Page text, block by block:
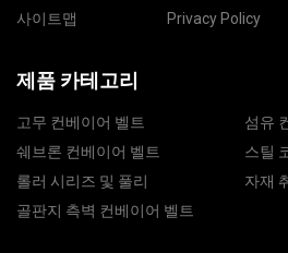
사이트맵
Privacy Policy
제품 카테고리
고무 컨베이어 벨트
섬유
쉐브론 컨베이어 벨트
스틸
롤러 시리즈 및 풀리
자재
골판지 측벽 컨베이어 벨트